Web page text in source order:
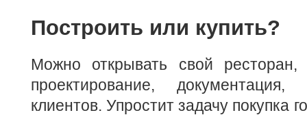
Построить или купить?
Можно открывать свой
проектирование,
клиентов. Упростит задачу покупка